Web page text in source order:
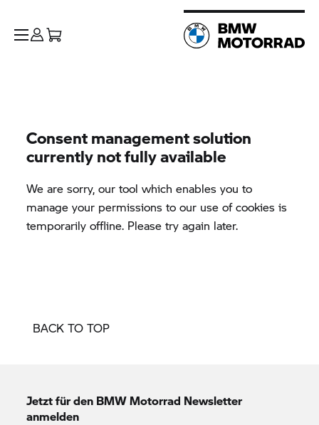
BACK TO TOP
Jetzt für den BMW Motorrad Newsletter
anmelden